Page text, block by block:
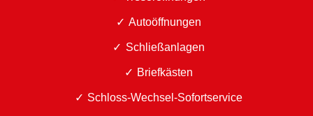
Autoöffnungen
Schließanlagen
Briefkästen
Schloss-Wechsel-Sofortservice